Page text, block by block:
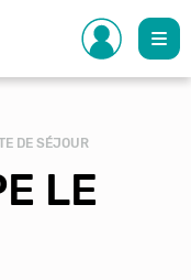
DE SÉJOUR
LE